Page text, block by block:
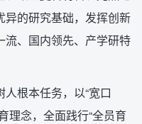
异的研究基础，发挥创新
流、国内领先、产学研特
人根本任务，以“宽口
理念，全面践行“全员育